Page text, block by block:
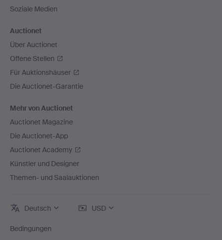
Soziale Medien
Auctionet
Über Auctionet
Offene Stellen
Für Auktionshäuser
Die Auctionet-Garantie
Mehr von Auctionet
Auctionet Magazine
Die Auctionet-App
Auctionet Academy
Künstler und Designer
Themen- und Saalauktionen
Deutsch USD
Bedingungen